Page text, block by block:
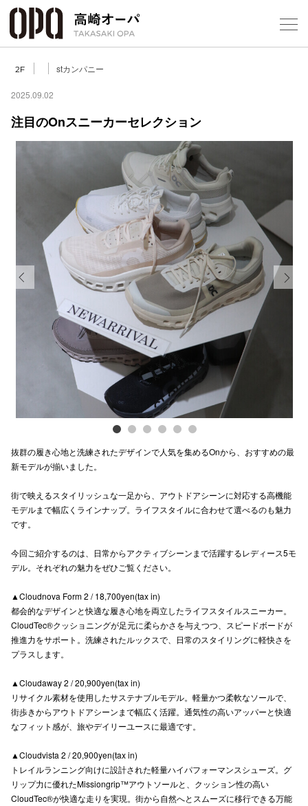
2F stカンパニー
2025.09.02
注目のOnスニーカーセレクション
抜群の履き心地と洗練されたデザインで人気を集めるOnから、おすすめの最
新モデルが揃いました。
街で映えるスタイリッシュな一足から、アウトドアシーンに対応する高機能
モデルまで幅広くラインナップ。ライフスタイルに合わせて選べるのも魅力
です。
今回ご紹介するのは、日常からアクティブシーンまで活躍するレディース5モ
デル。それぞれの魅力をぜひご覧ください。
▲Cloudnova Form 2 / 18,700yen(tax in)
都会的なデザインと快適な履き心地を両立したライフスタイルスニーカー。
CloudTec®クッショニングが足元に柔らかさを与えつつ、スピードボードが
推進力をサポート。洗練されたルックスで、日常のスタイリングに軽快さを
プラスします。
▲Cloudaway 2 / 20,900yen(tax in)
リサイクル素材を使用したサステナブルモデル。軽量かつ柔軟なソールで、
街歩きからアウトドアシーンまで幅広く活躍。通気性の高いアッパーと快適
なフィット感が、旅やデイリーユースに最適です。
▲Cloudvista 2 / 20,900yen(tax in)
トレイルランニング向けに設計された軽量ハイパフォーマンスシューズ。グ
リップ力に優れたMissiongrip™アウトソールと、クッション性の高い
CloudTec®が快適な走りを実現。街から自然へとスムーズに移行できる万能
レスト
施設案内
アクセ
スタッ
公式SNS
お問い合わせ
利用規約
秋田オ
高崎オ
三宮オ
キャナルシ